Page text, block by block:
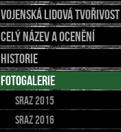
Vojenská lidová tvořivost
Celý název a ocenění
Historie
fotogalerie
Sraz 2015
sraz 2016